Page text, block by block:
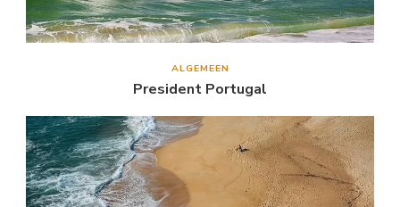
ALGEMEEN
President Portugal